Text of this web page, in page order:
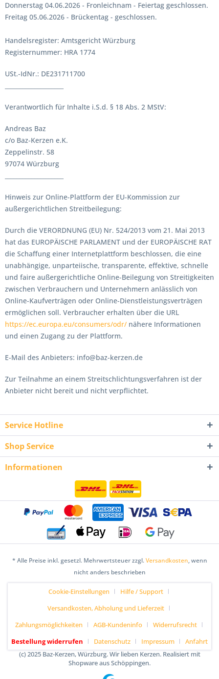
Donnerstag 04.06.2026 - Fronleichnam - Feiertag geschlossen.
Freitag 05.06.2026 - Brückentag - geschlossen.
Handelsregister: Amtsgericht Würzburg
Registernummer: HRA 1774
USt.-IdNr.: DE231711700
Verantwortlich für Inhalte i.S.d. § 18 Abs. 2 MStV:
Andreas Baz
c/o Baz-Kerzen e.K.
Zeppelinstr. 58
97074 Würzburg
Hinweis zur Online-Plattform der EU-Kommission zur
außergerichtlichen Streitbeilegung:
Durch die VERORDNUNG (EU) Nr. 524/2013 vom 21. Mai 2013
hat das EUROPÄISCHE PARLAMENT und der EUROPÄISCHE RAT
die Schaffung einer Internetplattform beschlossen, die eine
unabhängige, unparteiische, transparente, effektive, schnelle
und faire außergerichtliche Online-Beilegung von Streitigkeiten
zwischen Verbrauchern und Unternehmern anlässlich von
Online-Kaufverträgen oder Online-Dienstleistungsverträgen
ermöglichen soll. Verbraucher erhalten über die URL
https://ec.europa.eu/consumers/odr/ nähere Informationen
und einen Zugang zu der Plattform.
E-Mail des Anbieters: info@baz-kerzen.de
Zur Teilnahme an einem Streitschlichtungsverfahren ist der
Anbieter nicht bereit und nicht verpflichtet.
Service Hotline
Shop Service
Informationen
* Alle Preise inkl. gesetzl. Mehrwertsteuer zzgl.Versandkosten, wenn
nicht anders beschrieben
Cookie-Einstellungen
Hilfe / Support
Versandkosten, Abholung und Lieferzeit
Zahlungsmöglichkeiten
AGB-Kundeninfo
Widerrufsrecht
Bestellung widerrufen
Datenschutz Impressum
Anfahrt
(c) 2025 Baz-Kerzen, Würzburg. Wir lieben Kerzen. Realisiert mit
Shopware aus Schöppingen.